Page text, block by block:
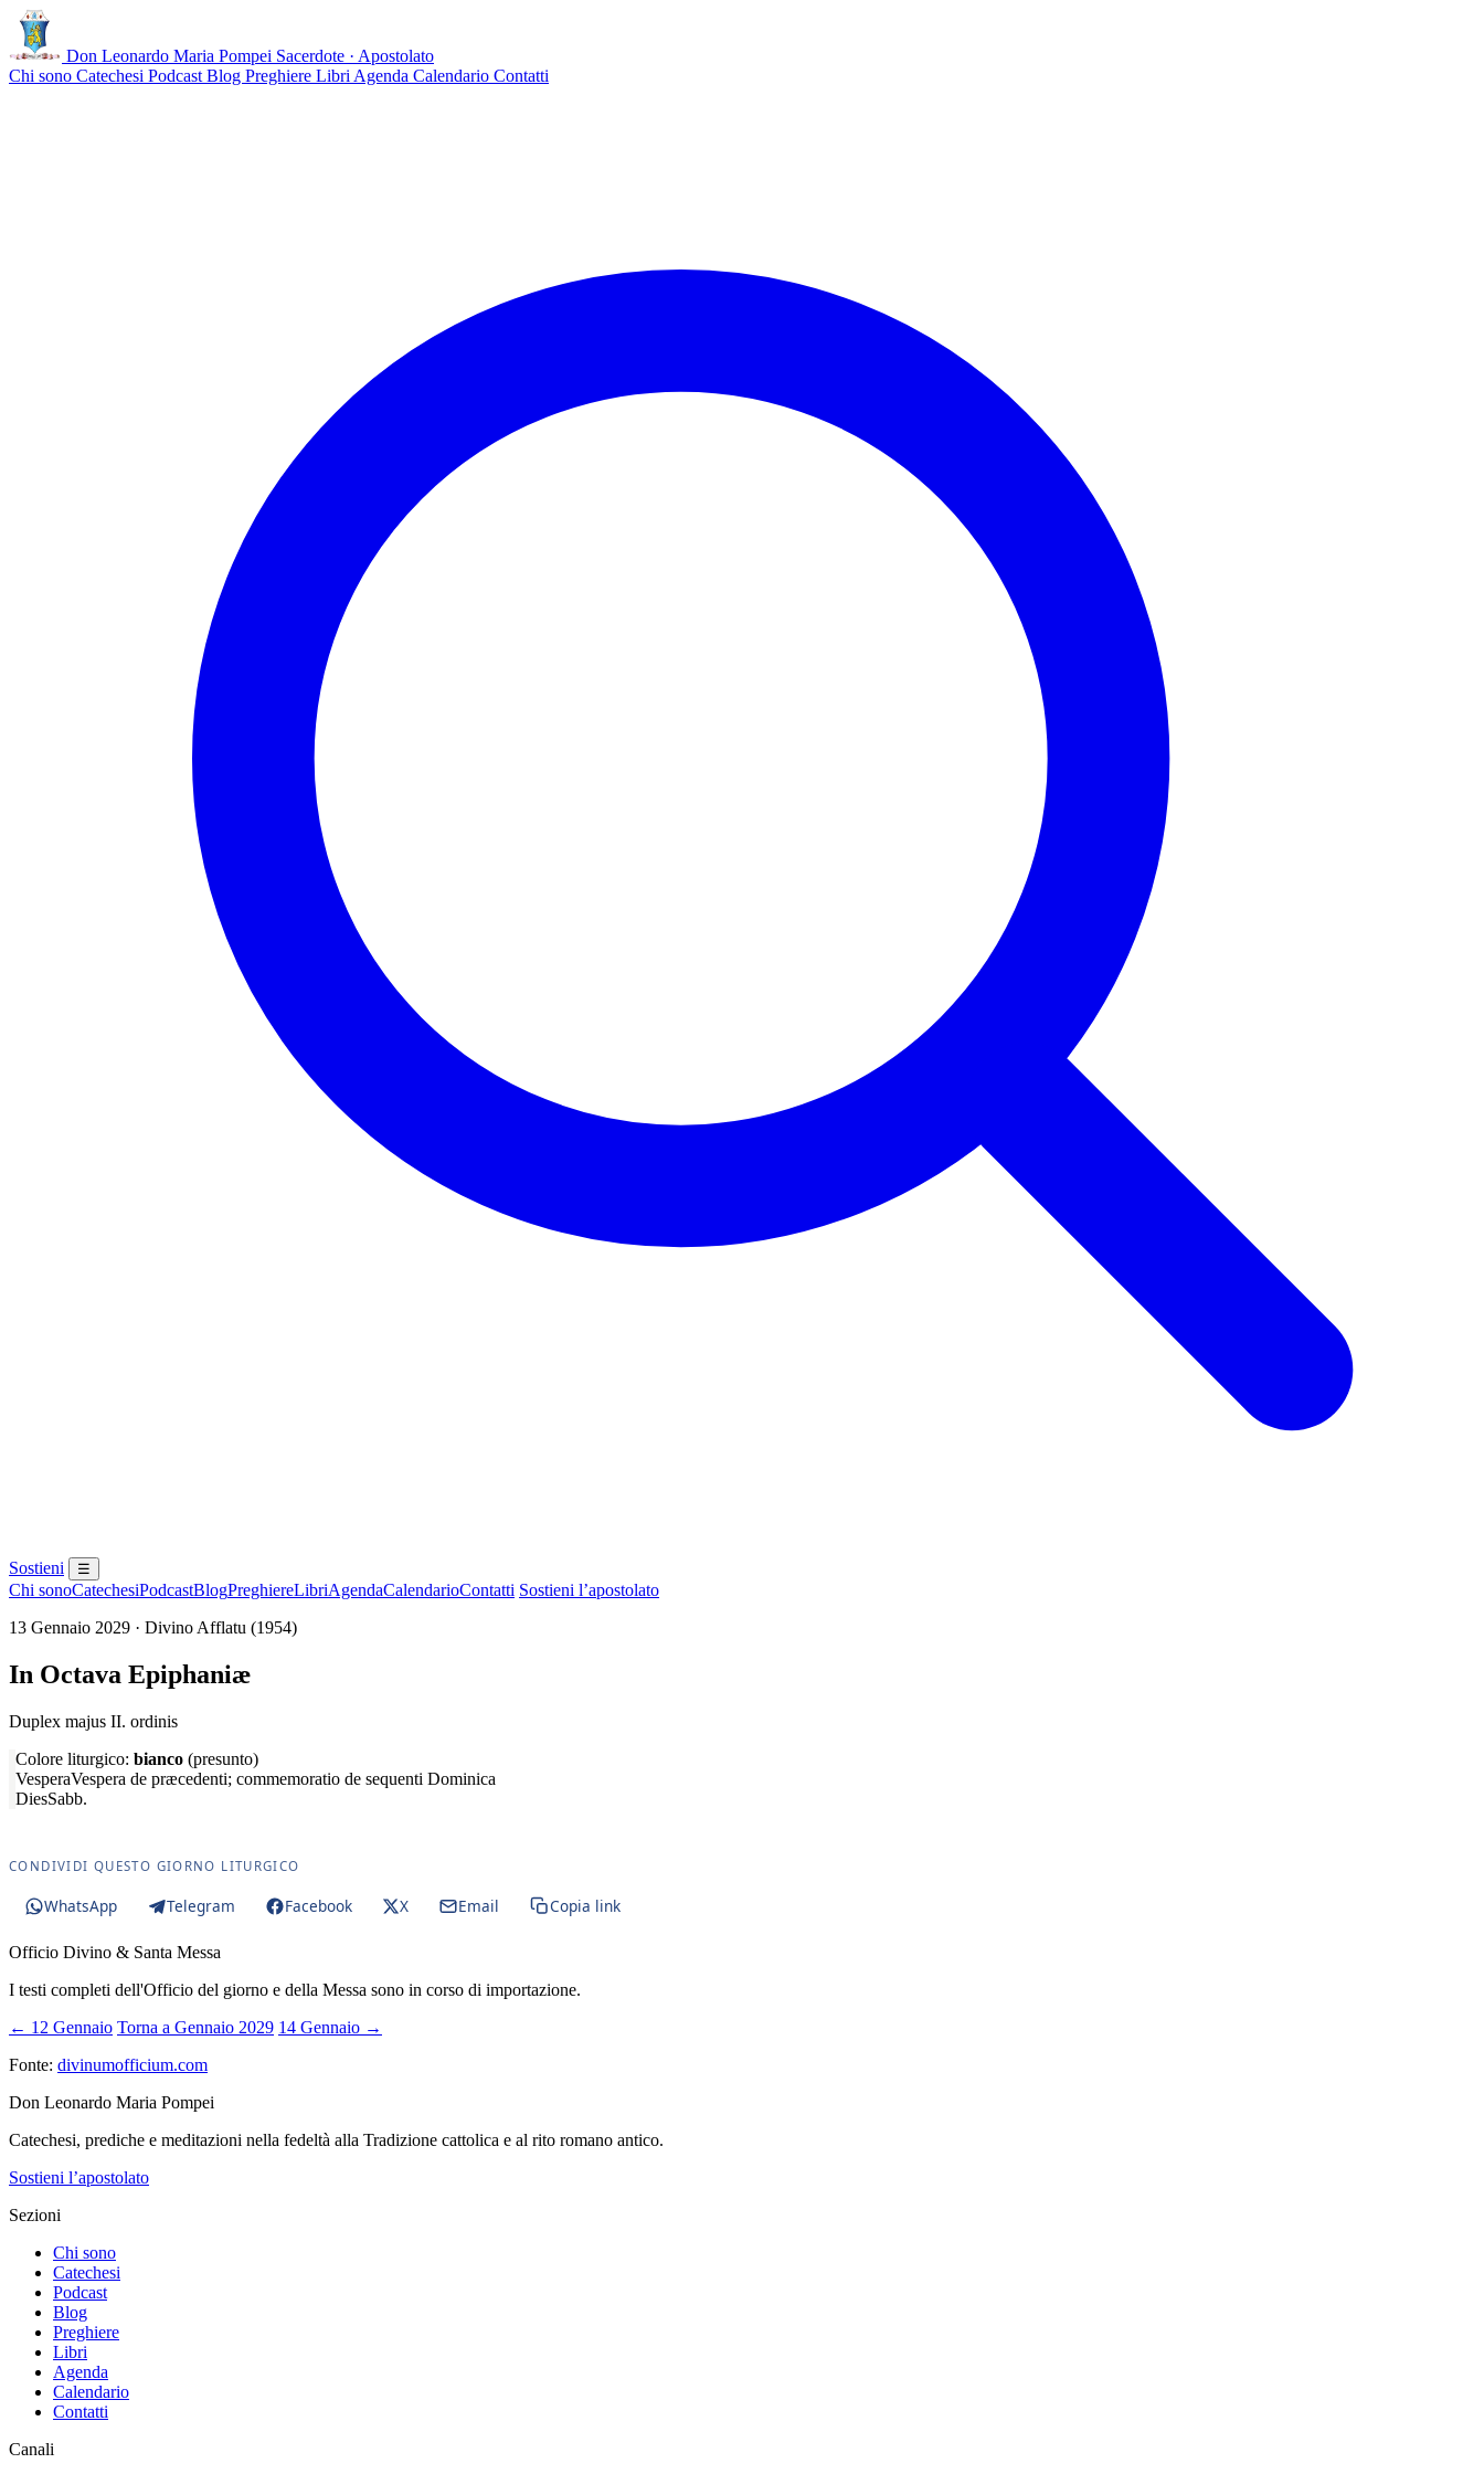
Don Leonardo Maria Pompei Sacerdote · Apostolato
Chi sono Catechesi Podcast Blog Preghiere Libri Agenda Calendario Contatti
Sostieni ☰
Chi sonoCatechesiPodcastBlogPreghiereLibriAgendaCalendarioContatti Sostieni l’apostolato
13 Gennaio 2029 · Divino Afflatu (1954)
In Octava Epiphaniæ
Duplex majus II. ordinis
Colore liturgico: bianco (presunto)
VesperaVespera de præcedenti; commemoratio de sequenti Dominica
DiesSabb.
CONDIVIDI QUESTO GIORNO LITURGICO
WhatsApp Telegram Facebook X Email Copia link
Officio Divino & Santa Messa
I testi completi dell'Officio del giorno e della Messa sono in corso di importazione.
← 12 Gennaio Torna a Gennaio 2029 14 Gennaio →
Fonte: divinumofficium.com
Don Leonardo Maria Pompei
Catechesi, prediche e meditazioni nella fedeltà alla Tradizione cattolica e al rito romano antico.
Sostieni l’apostolato
Sezioni
Chi sono
Catechesi
Podcast
Blog
Preghiere
Libri
Agenda
Calendario
Contatti
Canali